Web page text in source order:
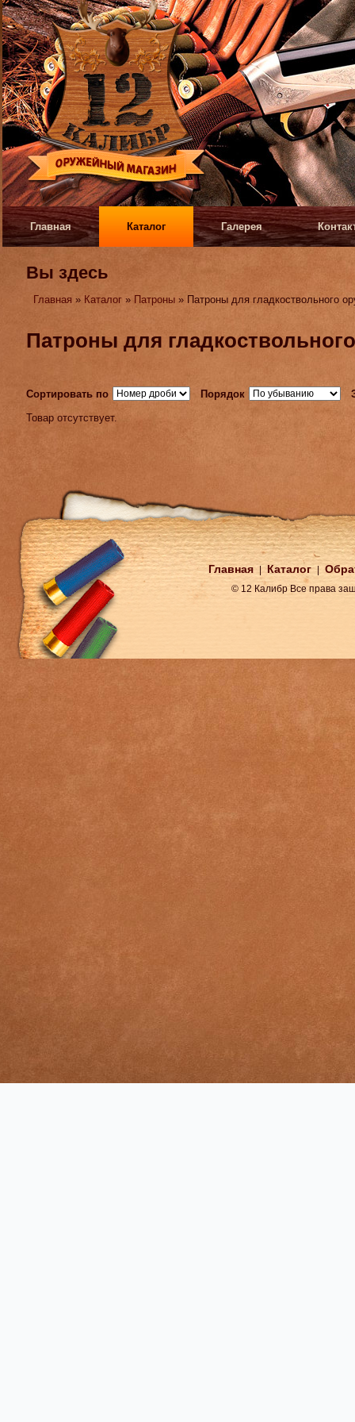
Главная Каталог Галерея
Вы здесь
Главная » Каталог » Патроны » Патроны для гладкоствольного
Патроны для
Сортировать по Порядок
Товар отсутствует.
Главная Каталог
© 12 Калибр Все права